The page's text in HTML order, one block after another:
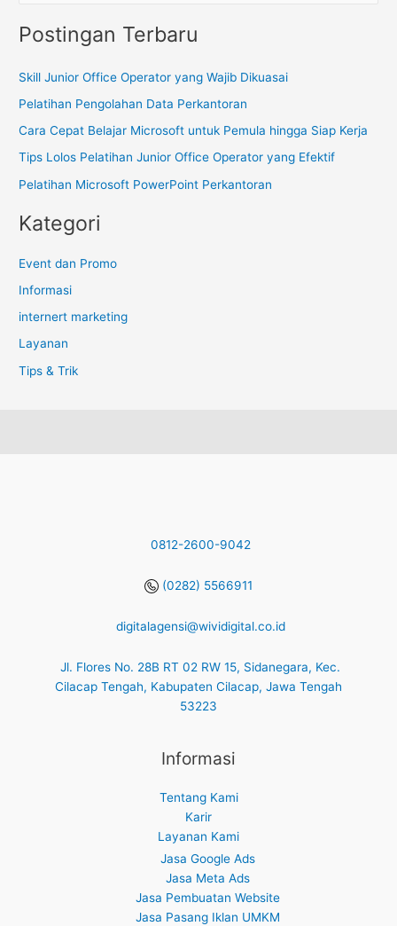
r
u
n
t
u
k
Postingan Terbaru
Skill Junior Office Operator yang Wajib Dikuasai
Pelatihan Pengolahan Data Perkantoran
Cara Cepat Belajar Microsoft untuk Pemula hingga Siap Kerja
Tips Lolos Pelatihan Junior Office Operator yang Efektif
Pelatihan Microsoft PowerPoint Perkantoran
Kategori
Event dan Promo
Informasi
internert marketing
Layanan
Tips & Trik
0812-2600-9042
(0282) 5566911
digitalagensi@wividigital.co.id
Jl. Flores No. 28B RT 02 RW 15, Sidanegara, Kec.
Cilacap Tengah, Kabupaten Cilacap, Jawa Tengah
53223
Informasi
Tentang Kami
Karir
Layanan Kami
Jasa Google Ads
Jasa Meta Ads
Jasa Pembuatan Website
Jasa Pasang Iklan UMKM